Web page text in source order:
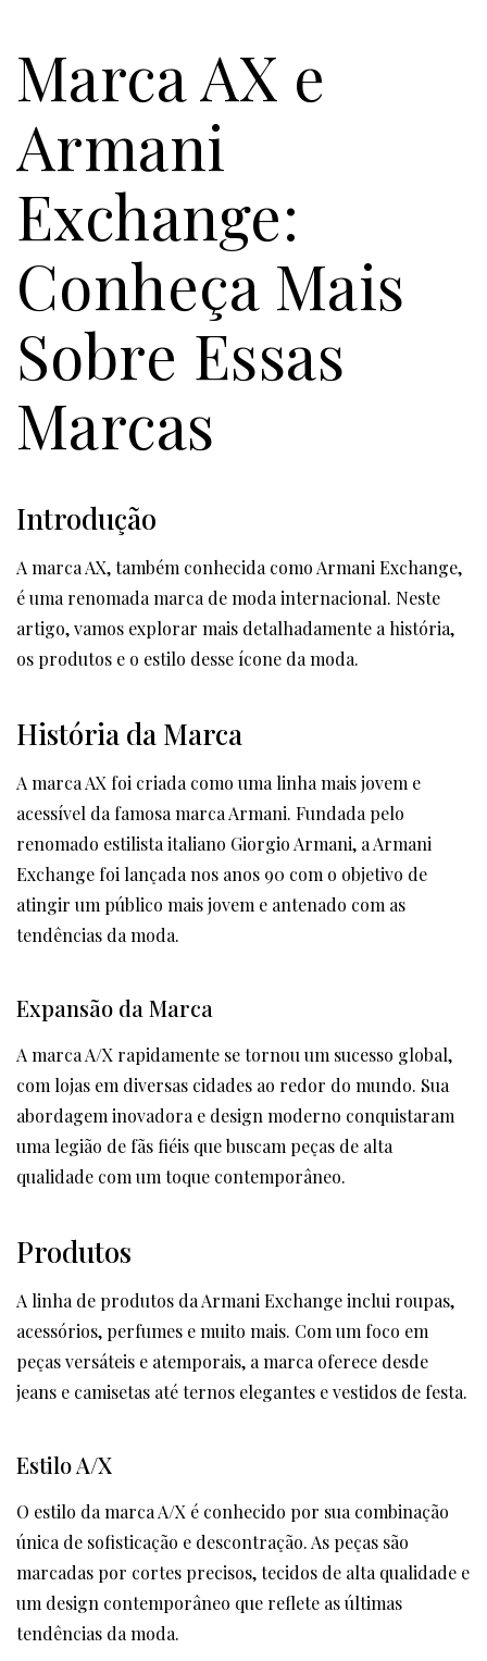
Marca AX e
Armani
Exchange:
Conheça Mais
Sobre Essas
Marcas
Introdução
A marca AX, também conhecida como Armani Exchange,
é uma renomada marca de moda internacional. Neste
artigo, vamos explorar mais detalhadamente a história,
os produtos e o estilo desse ícone da moda.
História da Marca
A marca AX foi criada como uma linha mais jovem e
acessível da famosa marca Armani. Fundada pelo
renomado estilista italiano Giorgio Armani, a Armani
Exchange foi lançada nos anos 90 com o objetivo de
atingir um público mais jovem e antenado com as
tendências da moda.
Expansão da Marca
A marca A/X rapidamente se tornou um sucesso global,
com lojas em diversas cidades ao redor do mundo. Sua
abordagem inovadora e design moderno conquistaram
uma legião de fãs fiéis que buscam peças de alta
qualidade com um toque contemporâneo.
Produtos
A linha de produtos da Armani Exchange inclui roupas,
acessórios, perfumes e muito mais. Com um foco em
peças versáteis e atemporais, a marca oferece desde
jeans e camisetas até ternos elegantes e vestidos de festa.
Estilo A/X
O estilo da marca A/X é conhecido por sua combinação
única de sofisticação e descontração. As peças são
marcadas por cortes precisos, tecidos de alta qualidade e
um design contemporâneo que reflete as últimas
tendências da moda.